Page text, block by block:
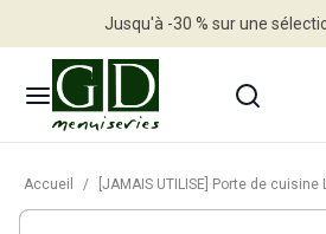
Jusqu'à -30 % sur une
Accueil / [JAMAIS UTILISE] Porte de cuisine